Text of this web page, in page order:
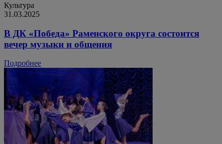
Культура
31.03.2025
В ДК «Победа» Раменского округа состоится
вечер музыки и общения
Подробнее